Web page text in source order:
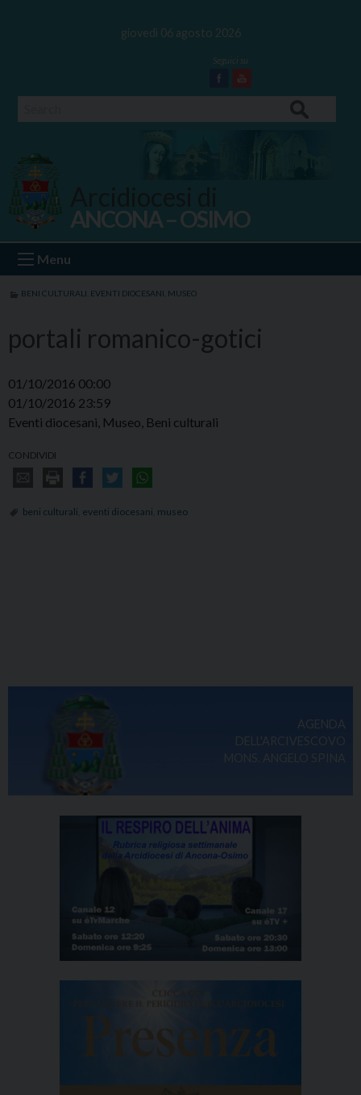
giovedì 06 agosto 2026
Facebook
Youtube
Ancona Osimo
ANCONA – OSIMO
Menu
BENI CULTURALI EVENTI DIOCESANI MUSEO
portali romanico-gotici
01/10/2016 00:00
01/10/2016 23:59
Eventi diocesani, Museo, Beni culturali
CONDIVIDI
beni culturali eventi diocesani museo
AGENDA
DELL'ARCIVESCOVO
MONS. ANGELO SPINA